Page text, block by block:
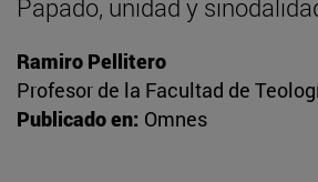
Papado, unidad y
Ramiro Pellitero
Profesor de la Facultad de
Publicado en: Omnes